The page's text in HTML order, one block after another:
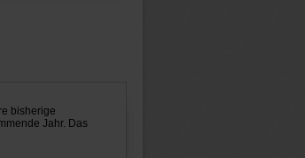
bisherige
Jahr. Das